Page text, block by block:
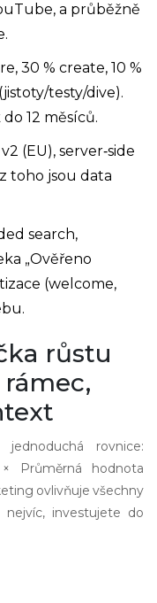
a průběžně
30 % create, 10 %
testy/dive).
do 12 měsíců.
(EU), server‑side
toho jsou data
search,
„Ověřeno
(welcome,
růstu
rovnice:
Průměrná hodnota
ovlivňuje všechny
investujete do